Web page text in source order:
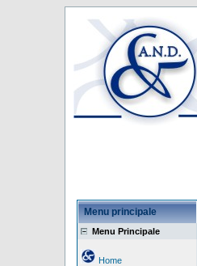
Menu principale
Menu Principale
Home